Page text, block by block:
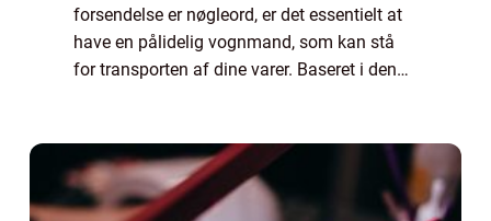
forsendelse er nøgleord, er det essentielt at
have en pålidelig vognmand, som kan stå
for transporten af dine varer. Baseret i den